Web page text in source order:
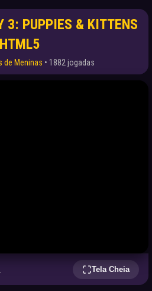
3: PUPPIES & KITTENS
HTML5
de Meninas • 1882 jogadas
Tela Cheia